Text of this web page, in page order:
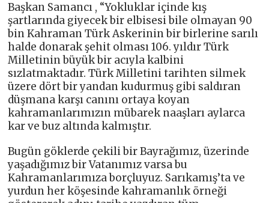
Başkan Samancı , “Yokluklar içinde kış
şartlarında giyecek bir elbisesi bile olmayan 90
bin Kahraman Türk Askerinin bir birlerine sarılı
halde donarak şehit olması 106. yıldır Türk
Milletinin büyük bir acıyla kalbini
sızlatmaktadır. Türk Milletini tarihten silmek
üzere dört bir yandan kudurmuş gibi saldıran
düşmana karşı canını ortaya koyan
kahramanlarımızın mübarek naaşları aylarca
kar ve buz altında kalmıştır.
Bugün göklerde çekili bir Bayrağımız, üzerinde
yaşadığımız bir Vatanımız varsa bu
Kahramanlarımıza borçluyuz. Sarıkamış’ta ve
yurdun her köşesinde kahramanlık örneği